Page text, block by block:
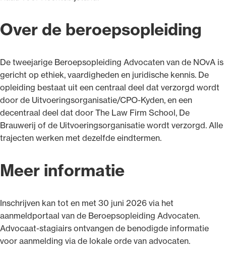
Over de beroepsopleiding
De tweejarige Beroepsopleiding Advocaten van de NOvA is
gericht op ethiek, vaardigheden en juridische kennis. De
opleiding bestaat uit een centraal deel dat verzorgd wordt
door de Uitvoeringsorganisatie/CPO-Kyden, en een
decentraal deel dat door The Law Firm School, De
Brauwerij of de Uitvoeringsorganisatie wordt verzorgd. Alle
trajecten werken met dezelfde eindtermen.
Meer informatie
Inschrijven kan tot en met 30 juni 2026 via het
aanmeldportaal van de Beroepsopleiding Advocaten.
Advocaat-stagiairs ontvangen de benodigde informatie
voor aanmelding via de lokale orde van advocaten.